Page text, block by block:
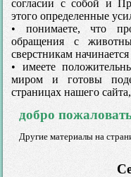
согласии с собой и
этого определенные
• понимаете, что
обращения с
сверстникам
• имеете
миром и готовы
страницах нашего сайта,
добро
Другие материалы на